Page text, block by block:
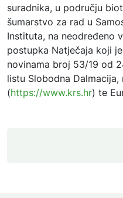
suradnika, u području
šumarstvo za rad u
Instituta, na neodređeno
postupka Natječaja koji
novinama broj 53/19 od
listu Slobodna
(https://www.krs.hr) te